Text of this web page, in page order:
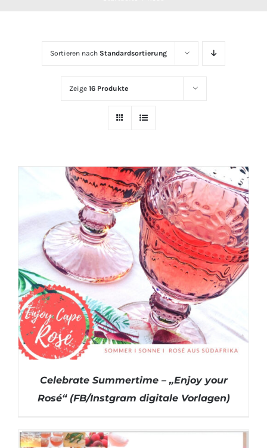
Sortieren nach Standardsortierung
Zeige 16 Produkte
Celebrate Summertime – „Enjoy your
Rosé“ (FB/Instgram digitale Vorlagen)